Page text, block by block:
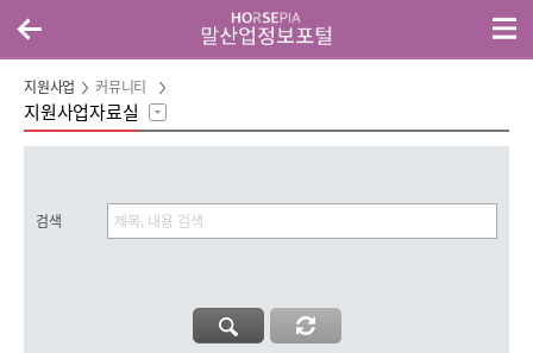
지원사업 커뮤니티
지원사업자료실
검색